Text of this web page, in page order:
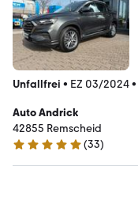
Unfallfrei • EZ 03/2024•
Auto Andrick
42855 Remscheid
5 Sterne
(33)